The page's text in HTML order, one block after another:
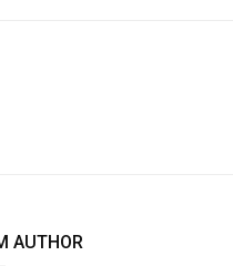
AUTHOR